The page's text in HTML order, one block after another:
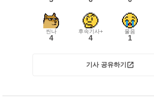
씬나
4
후속기사+
4
울음
1
기사 공유하기